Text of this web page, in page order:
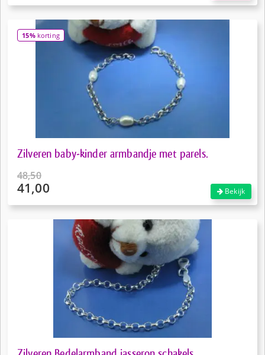
€39,95.
is:
€31,95.
15%korting
Zilveren baby-kinder armbandje met parels.
48,50
Oorspronkelijke
41,00 Bekijk